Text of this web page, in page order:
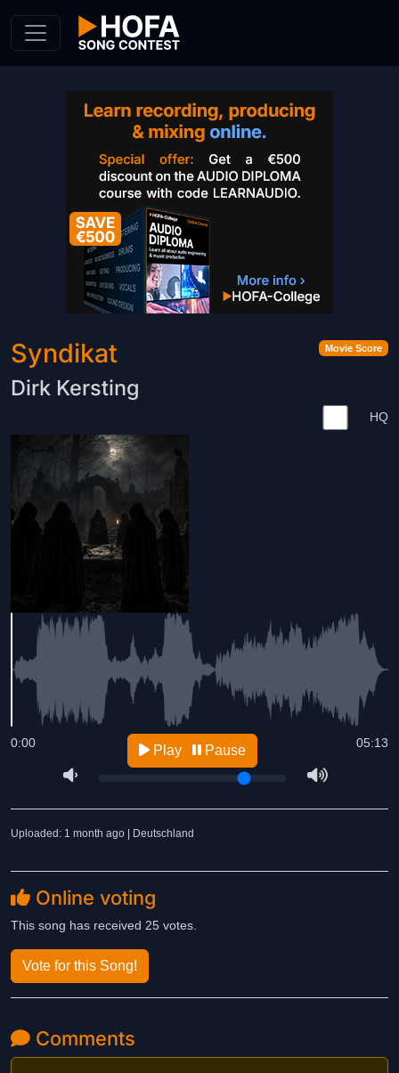
Movie Score
Syndikat
Dirk Kersting
HQ
05:13
0:00 Play Pause
Uploaded: 1 month ago | Deutschland
Online voting
This song has received 25 votes.
Vote for this Song!
Comments